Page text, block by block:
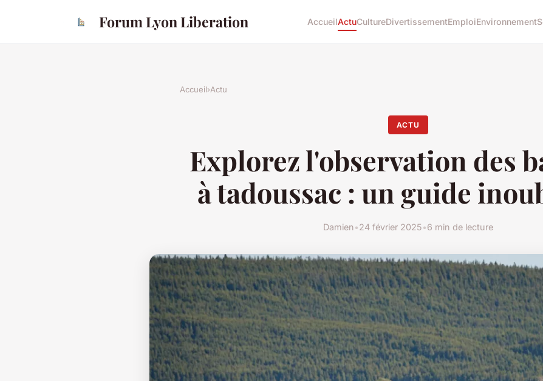
Forum Lyon Liberation AccueilActuCultureDivertissementEmploiEnvironnement
Accueil›Actu
ACTU
Explorez l'observation des
à tadoussac : un guide
Damien•24 février 2025•6 min de lecture